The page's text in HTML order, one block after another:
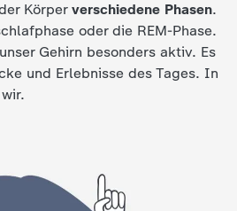
Körper verschiedene Phasen.
oder die REM-Phase.
Gehirn besonders aktiv. Es
und Erlebnisse des Tages. In